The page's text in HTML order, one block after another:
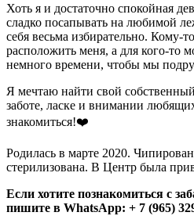
Хоть я и достаточно спокойная
сладко посапывать на любимой
себя весьма избирательно. Кому-
расположить меня, а для кого-то
немного времени, чтобы мы
Я мечтаю найти свой
заботе, ласке и внимании
знакомиться!❤️
Родилась в марте 2020.
стерилизована. В Центр была
Если хотите познакомиться с
пишите в WhatsApp: + 7 (965)